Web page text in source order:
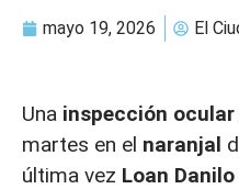
mayo 19, 2026 El
Una inspección ocular
martes en el naranjal
última vez Loan Danilo